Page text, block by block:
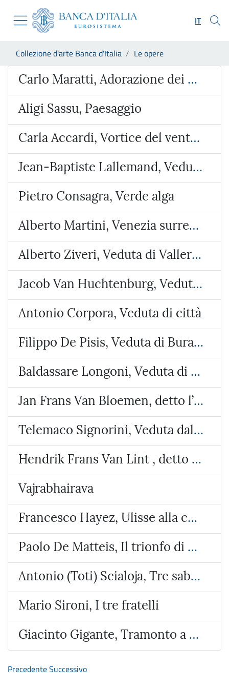
Skip to Main Content
Vai al sito istituzionale
Vai al menu di navigazione
Vai alla ricerca
Vai al footer
IT
Collezione d'arte Banca d'Italia Le opere
Opera
Carlo Maratti, Adorazione dei Magi
Aligi Sassu, Paesaggio
Carla Accardi, Vortice del vento verde
Jean-Baptiste Lallemand, Veduta ideata con l’Arco di Giano e San Giorgio al Velabro
Pietro Consagra, Verde alga
Alberto Martini, Venezia surreale
Alberto Ziveri, Veduta di Vallerano
Jacob Van Huchtenburg, Veduta di Piazza Colonna
Antonio Corpora, Veduta di città
Filippo De Pisis, Veduta di Burano
Baldassare Longoni, Veduta di Arosio (Brianza)
Jan Frans Van Bloemen, detto l’Orizzonte, Veduta del castello di Lunghezza
Telemaco Signorini, Veduta dalla costa di Riomaggiore
Hendrik Frans Van Lint , detto lo Studio, Veduta con due paesi e un tempietto circolare
Vajrabhairava
Francesco Hayez, Ulisse alla corte di Alcinoo re dei Feaci
Paolo De Matteis, Il trionfo di Galatea
Antonio (Toti) Scialoja, Tre sabbie
Mario Sironi, I tre fratelli
Giacinto Gigante, Tramonto a Bacoli
PrecedenteSuccessivo